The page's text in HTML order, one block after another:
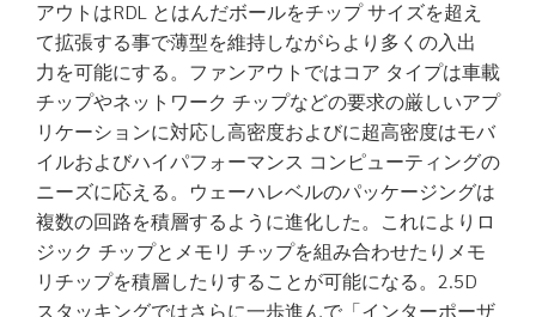
アウトはRDL とはんだボールをチップ サイズを超え
て拡張する事で薄型を維持しながらより多くの入出
力を可能にする。ファンアウトではコア タイプは車載
チップやネットワーク チップなどの要求の厳しいアプ
リケーションに対応し高密度およびに超高密度はモバ
イルおよびハイパフォーマンス コンピューティングの
ニーズに応える。ウェーハレベルのパッケージングは
複数の回路を積層するように進化した。これによりロ
ジック チップとメモリ チップを組み合わせたりメモ
リチップを積層したりすることが可能になる。2.5D
スタッキングではさらに一歩進んで「インターポーザ